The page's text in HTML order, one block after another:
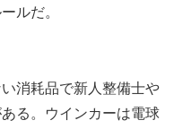
ルだ。
消耗品で新人整備士や
る。ウインカーは電球